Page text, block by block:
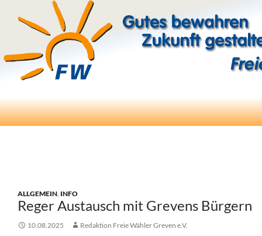
Freie Wähler Greven e.V.
Suchen
ZUM
ALLGEMEIN, INFO
Reger Austausch mit Grevens Bürgern
10.08.2025 Redaktion Freie Wähler Greven e.V.